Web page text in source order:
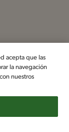
Produits Nestlé,
acepta que las
la navegación
nuestros